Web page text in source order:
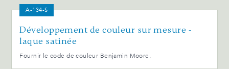
A-134-S
Développement de couleur sur mesure -
laque satinée
Fournir le code de couleur Benjamin Moore.